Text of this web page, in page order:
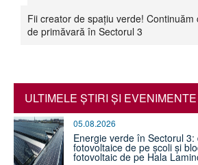
Fii creator de spațiu verde! Continuăm
de primăvară în Sectorul 3
ULTIMELE ŞTIRI ŞI EVENIMENTE
05.08.2026
Energie verde în Sectorul
fotovoltaice de pe școli și
fotovoltaic de pe Hala